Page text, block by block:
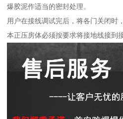
爆胶泥作适当的密封处理。
用户在接线调试完后，将各门关闭时
本正压房体必须按要求将接地线接到